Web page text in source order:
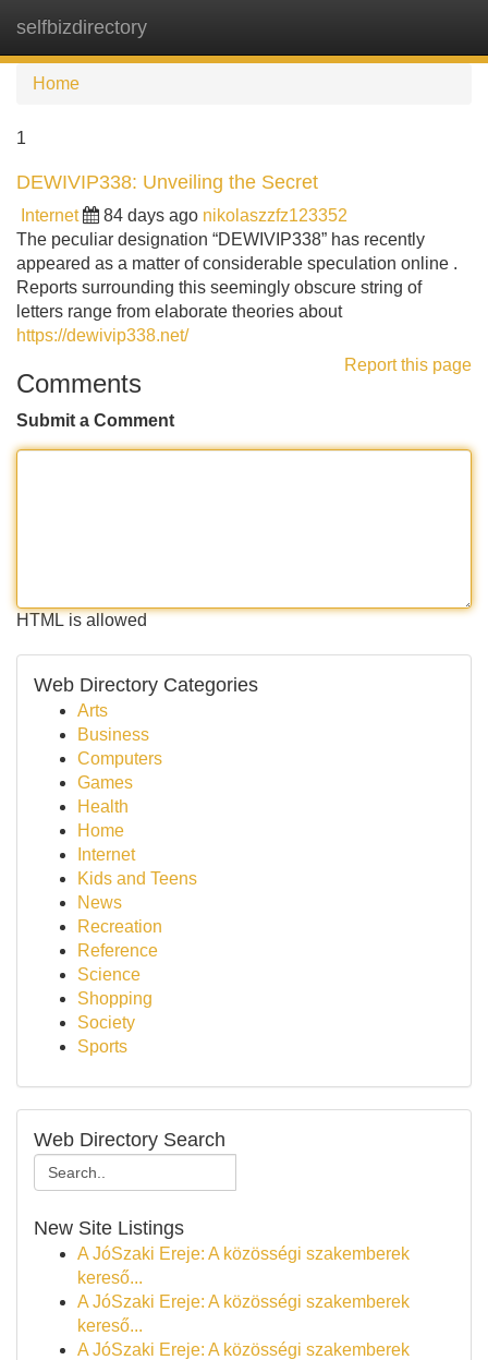
selfbizdirectory
Home
1
DEWIVIP338: Unveiling the Secret
Internet 84 days ago nikolaszzfz123352
The peculiar designation “DEWIVIP338” has recently
appeared as a matter of considerable speculation online .
Reports surrounding this seemingly obscure string of
letters range from elaborate theories about
https://dewivip338.net/
Report this page
Comments
Submit a Comment
HTML is allowed
Web Directory Categories
Arts
Business
Computers
Games
Health
Home
Internet
Kids and Teens
News
Recreation
Reference
Science
Shopping
Society
Sports
Web Directory Search
New Site Listings
A JóSzaki Ereje: A közösségi szakemberek
kereső...
A JóSzaki Ereje: A közösségi szakemberek
kereső...
A JóSzaki Ereje: A közösségi szakemberek